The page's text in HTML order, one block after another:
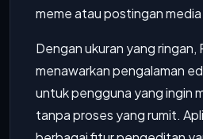
meme atau postingan media
Dengan ukuran yang ringan,
menawarkan pengalaman
untuk pengguna yang ingin
tanpa proses yang rumit.